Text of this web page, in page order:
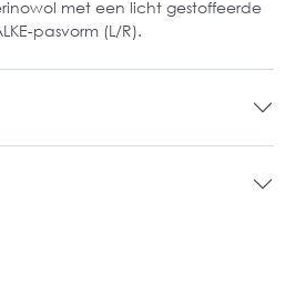
met een licht gestoffeerde
pasvorm (L/R).